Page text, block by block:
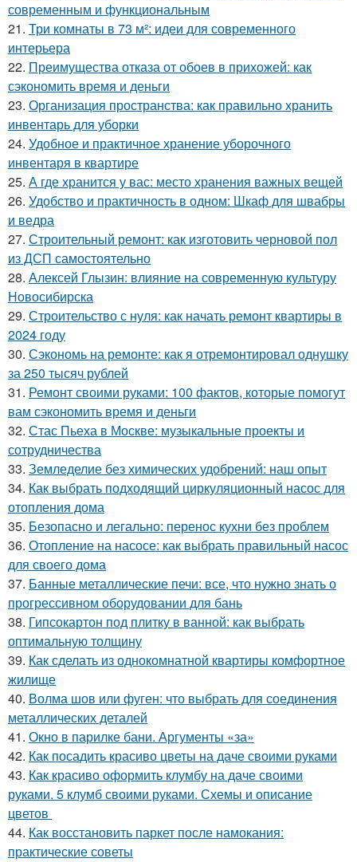
современным и функциональным
21. Три комнаты в 73 м²: идеи для современного
интерьера
22. Преимущества отказа от обоев в прихожей: как
сэкономить время и деньги
23. Организация пространства: как правильно хранить
инвентарь для уборки
24. Удобное и практичное хранение уборочного
инвентаря в квартире
25. А где хранится у вас: место хранения важных вещей
26. Удобство и практичность в одном: Шкаф для швабры
и ведра
27. Строительный ремонт: как изготовить черновой пол
из ДСП самостоятельно
28. Алексей Глызин: влияние на современную культуру
Новосибирска
29. Строительство с нуля: как начать ремонт квартиры в
2024 году
30. Сэкономь на ремонте: как я отремонтировал однушку
за 250 тысяч рублей
31. Ремонт своими руками: 100 фактов, которые помогут
вам сэкономить время и деньги
32. Стас Пьеха в Москве: музыкальные проекты и
сотрудничества
33. Земледелие без химических удобрений: наш опыт
34. Как выбрать подходящий циркуляционный насос для
отопления дома
35. Безопасно и легально: перенос кухни без проблем
36. Отопление на насосе: как выбрать правильный насос
для своего дома
37. Банные металлические печи: все, что нужно знать о
прогрессивном оборудовании для бань
38. Гипсокартон под плитку в ванной: как выбрать
оптимальную толщину
39. Как сделать из однокомнатной квартиры комфортное
жилище
40. Волма шов или фуген: что выбрать для соединения
металлических деталей
41. Окно в парилке бани. Аргументы «за»
42. Как посадить красиво цветы на даче своими руками
43. Как красиво оформить клумбу на даче своими
руками. 5 клумб своими руками. Схемы и описание
цветов
44. Как восстановить паркет после намокания:
практические советы